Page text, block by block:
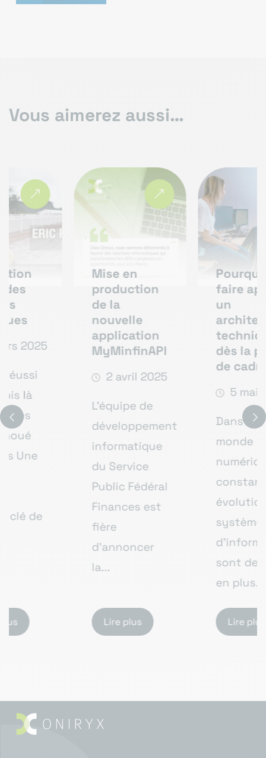
Vous aimerez aussi…
production
application
MyMinfinAPI
2 avril 2025
L'équipe de
développement
informatique
du Service
Public Fédéral
Finances est
d'annoncer
Pourquoi
faire appel à
architecte
technique
dès la phase
de cadrage ?
5 mai 2025
Dans un
numérique en
constante
évolution, les
systèmes
d’information
sont de plus